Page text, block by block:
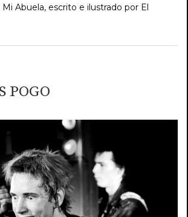
Abuela, escrito e ilustrado por El
POGO